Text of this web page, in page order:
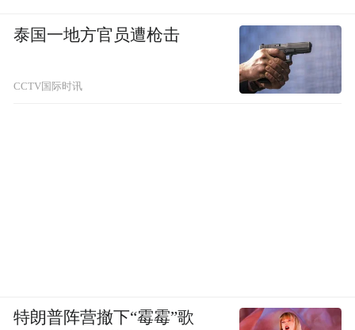
泰国一地方官员遭枪击
CCTV国际时讯
特朗普阵营撤下“霉霉”歌